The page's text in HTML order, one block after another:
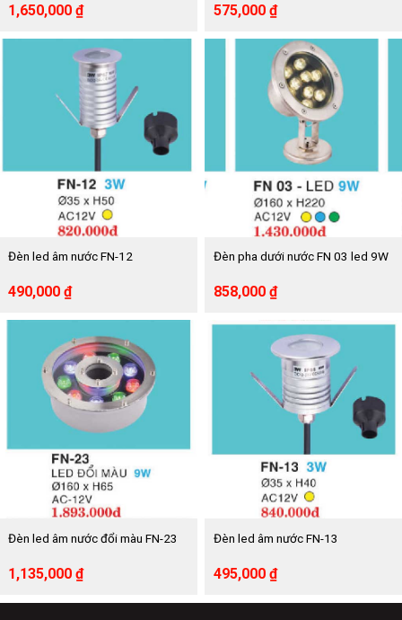
Giá
gốc
là:
2,800,000 ₫.
1,650,000 ₫Giá
hiện
tại
là:
1,650,000 ₫.
Giá
là:
960,000 ₫.
575,000 ₫Giá
hiện
tại
là:
575,000 ₫.
Đèn led âm nước FN-12
Giá
là:
820,000 ₫.
490,000 ₫Giá
tại
là:
490,000 ₫.
Đèn pha dưới nước FN 03 led 9W
Giá
là:
1,430,000 ₫.
858,000 ₫Giá
tại
là:
858,000 ₫.
Đèn led âm nước đổi màu FN-23
Giá
gốc
là:
1,135,000 ₫Giá
hiện
tại
Đèn led âm nước FN-13
Giá
là:
495,000 ₫Giá
hiện
tại